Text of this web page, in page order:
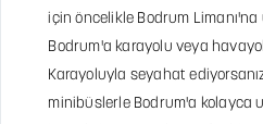
için öncelikle Bodrum
Bodrum'a karayolu veya
Karayoluyla seyahat
minibüslerle Bodrum'a kolayca